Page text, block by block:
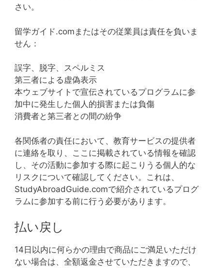
さい。
留学ガイド.comまたはその従業員は責任を負いま
せん：
誤字、脱字、スペルミス
第三者による虚偽表示
本ウェブサイトで宣伝されているプログラムに参
加中に発生した個人的損害または負傷
消費者と第三者との間の紛争
各関係者の責任において、教育サービスの提供者
に連絡を取り、ここに掲載されている情報を確認
し、その活動に参加する際に起こりうる個人的な
リスクについて確認してください。これは、
StudyAbroadGuide.comで紹介されているプログ
ラムに参加する前に行う必要があります。
払い戻し
14日以内に何らかの理由で商品にご満足いただけ
ない場合は、全額返金させていただきますので、